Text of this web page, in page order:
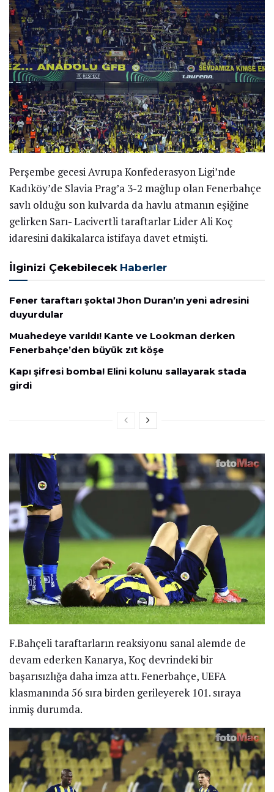
Perşembe gecesi Avrupa Konfederasyon Ligi’nde
Kadıköy’de Slavia Prag’a 3-2 mağlup olan Fenerbahçe
savlı olduğu son kulvarda da havlu atmanın eşiğine
gelirken Sarı- Lacivertli taraftarlar Lider Ali Koç
idaresini dakikalarca istifaya davet etmişti.
İlginizi Çekebilecek Haberler
Fener taraftarı şokta! Jhon Duran’ın yeni adresini
duyurdular
Muahedeye varıldı! Kante ve Lookman derken
Fenerbahçe’den büyük zıt köşe
Kapı şifresi bomba! Elini kolunu sallayarak stada
girdi
F.Bahçeli taraftarların reaksiyonu sanal alemde de
devam ederken Kanarya, Koç devrindeki bir
başarısızlığa daha imza attı. Fenerbahçe, UEFA
klasmanında 56 sıra birden gerileyerek 101. sıraya
inmiş durumda.